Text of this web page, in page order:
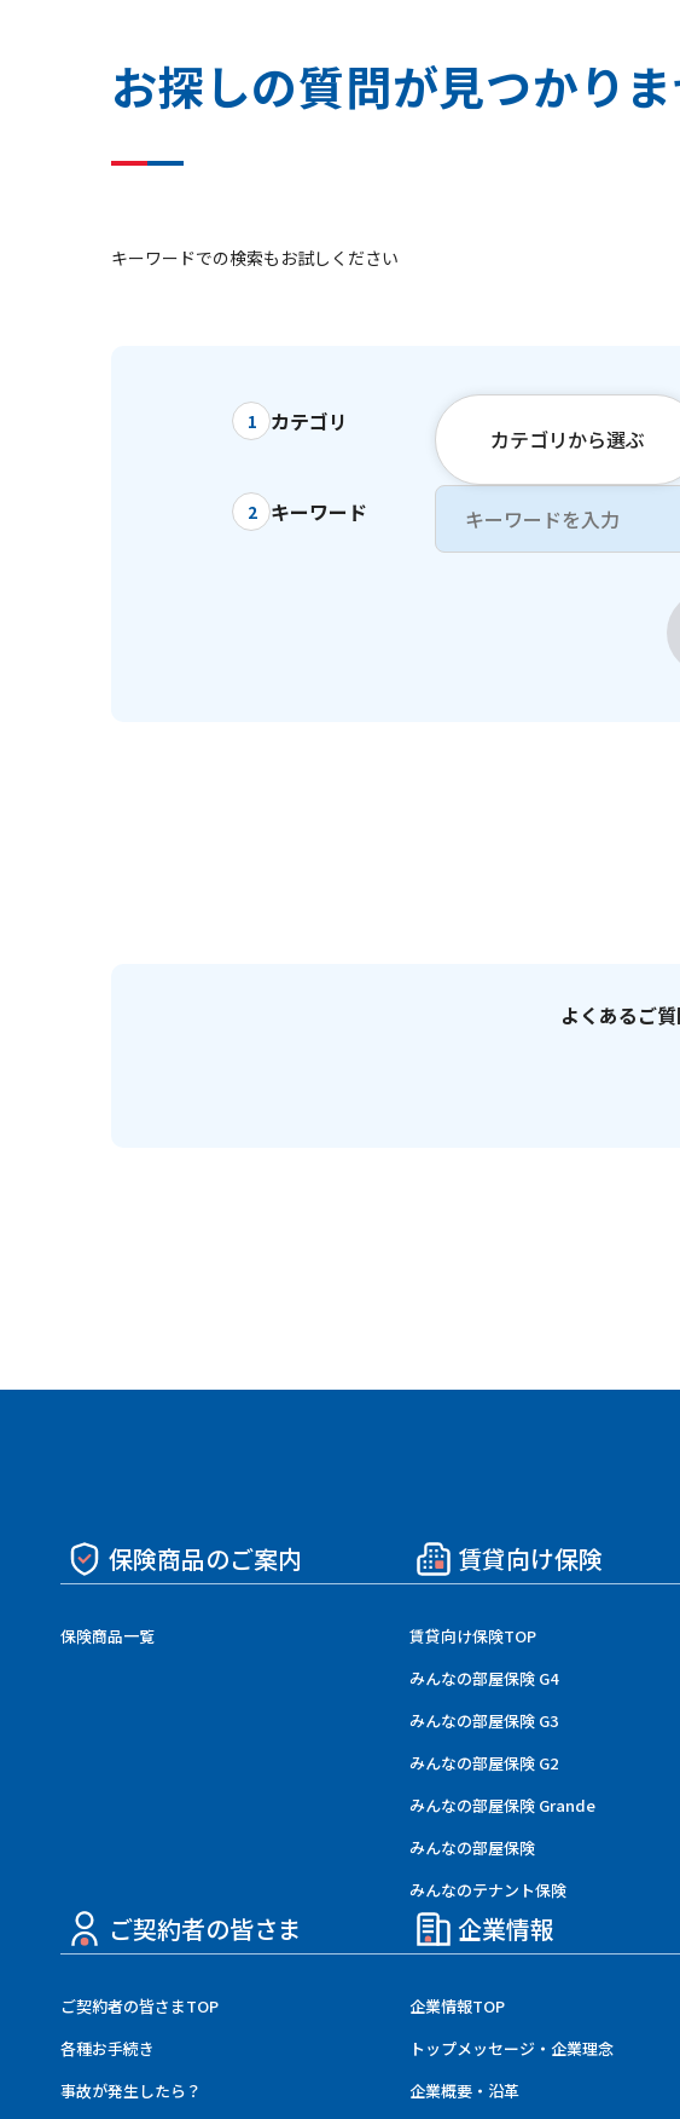
お探しの質問が見つかり ま
キーワードでの検索もお試しください
1 カテゴリ
カテゴリから選ぶ
2 キーワード
よくあるご
保険商品のご案内
保険商品一覧
賃貸向け保険
賃貸向け保険TOP
みんなの部屋保険 G4
みんなの部屋保険 G3
みんなの部屋保険 G2
みんなの部屋保険 Grande
みんなの部屋保険
みんなのテナント保険
ご契約者の皆さま
ご契約者の皆さまTOP
各種お手続き
事故が発生したら？
企業情報
企業情報TOP
トップメッセージ・企業理念
企業概要・沿革